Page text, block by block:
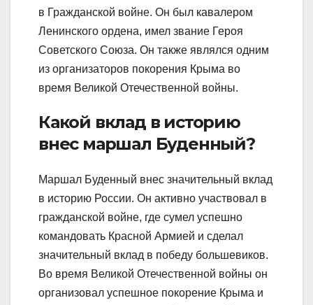
в Гражданской войне. Он был кавалером
Ленинского ордена, имел звание Героя
Советского Союза. Он также являлся одним
из организаторов покорения Крыма во
время Великой Отечественной войны.
Какой вклад в историю
внес маршал Буденный?
Маршал Буденный внес значительный вклад
в историю России. Он активно участвовал в
гражданской войне, где сумел успешно
командовать Красной Армией и сделал
значительный вклад в победу большевиков.
Во время Великой Отечественной войны он
организовал успешное покорение Крыма и